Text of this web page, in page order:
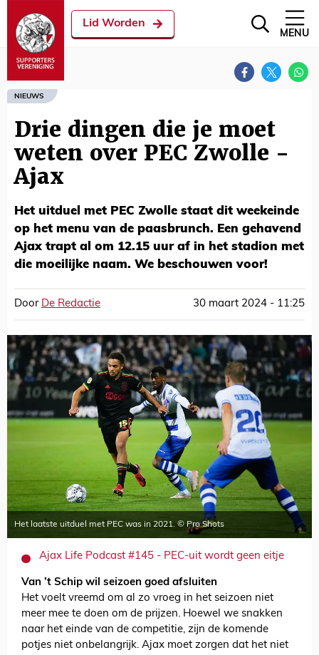
Lid Worden
MENU
NIEUWS
Drie dingen die je moet
weten over PEC Zwolle -
Ajax
Het uitduel met PEC Zwolle staat dit weekeinde
op het menu van de paasbrunch. Een gehavend
Ajax trapt al om 12.15 uur af in het stadion met
die moeilijke naam. We beschouwen voor!
Door De Redactie 30 maart 2024 - 11:25
Het laatste uitduel met PEC was in 2021. © Pro Shots
Ajax Life Podcast #145 - PEC-uit wordt geen eitje
Van ’t Schip wil seizoen goed afsluiten
Het voelt vreemd om al zo vroeg in het seizoen niet
meer mee te doen om de prijzen. Hoewel we snakken
naar het einde van de competitie, zijn de komende
potjes niet onbelangrijk. Ajax moet zorgen dat het niet